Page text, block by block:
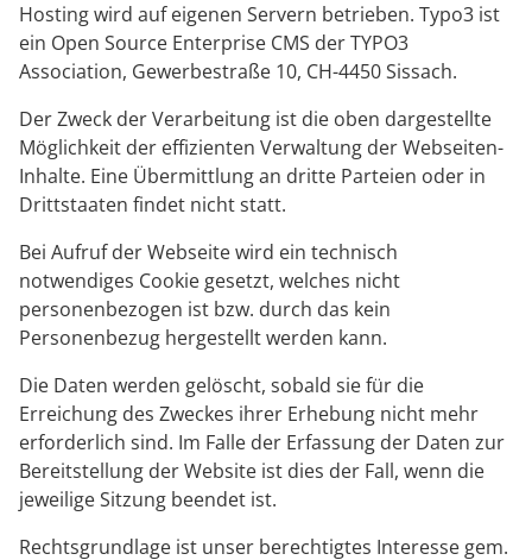
Hosting wird auf eigenen Servern betrieben. Typo3 ist
ein Open Source Enterprise CMS der TYPO3
Association, Gewerbestraße 10, CH-4450 Sissach.
Der Zweck der Verarbeitung ist die oben dargestellte
Möglichkeit der effizienten Verwaltung der Webseiten-
Inhalte. Eine Übermittlung an dritte Parteien oder in
Drittstaaten findet nicht statt.
Bei Aufruf der Webseite wird ein technisch
notwendiges Cookie gesetzt, welches nicht
personenbezogen ist bzw. durch das kein
Personenbezug hergestellt werden kann.
Die Daten werden gelöscht, sobald sie für die
Erreichung des Zweckes ihrer Erhebung nicht mehr
erforderlich sind. Im Falle der Erfassung der Daten zur
Bereitstellung der Website ist dies der Fall, wenn die
jeweilige Sitzung beendet ist.
Rechtsgrundlage ist unser berechtigtes Interesse gem.